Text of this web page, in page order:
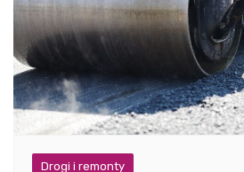
Drogi i remonty